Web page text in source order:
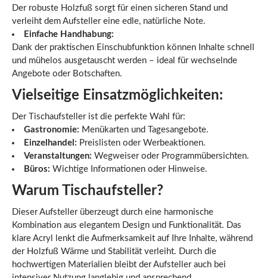
Der robuste Holzfuß sorgt für einen sicheren Stand und
verleiht dem Aufsteller eine edle, natürliche Note.
Einfache Handhabung:
Dank der praktischen Einschubfunktion können Inhalte schnell
und mühelos ausgetauscht werden – ideal für wechselnde
Angebote oder Botschaften.
Vielseitige Einsatzmöglichkeiten:
Der Tischaufsteller ist die perfekte Wahl für:
Gastronomie: Menükarten und Tagesangebote.
Einzelhandel: Preislisten oder Werbeaktionen.
Veranstaltungen: Wegweiser oder Programmübersichten.
Büros: Wichtige Informationen oder Hinweise.
Warum Tischaufsteller?
Dieser Aufsteller überzeugt durch eine harmonische
Kombination aus elegantem Design und Funktionalität. Das
klare Acryl lenkt die Aufmerksamkeit auf Ihre Inhalte, während
der Holzfuß Wärme und Stabilität verleiht. Durch die
hochwertigen Materialien bleibt der Aufsteller auch bei